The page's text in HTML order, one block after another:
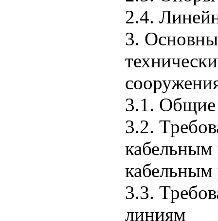
2.4.
3.
3.1. Общие
3.2.
кабельным
3.3.
линиям